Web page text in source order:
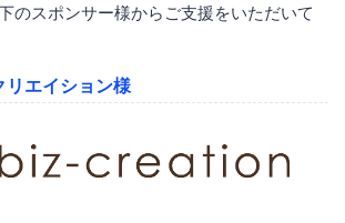
のスポンサー様からご支援をいただいて
リエイション様